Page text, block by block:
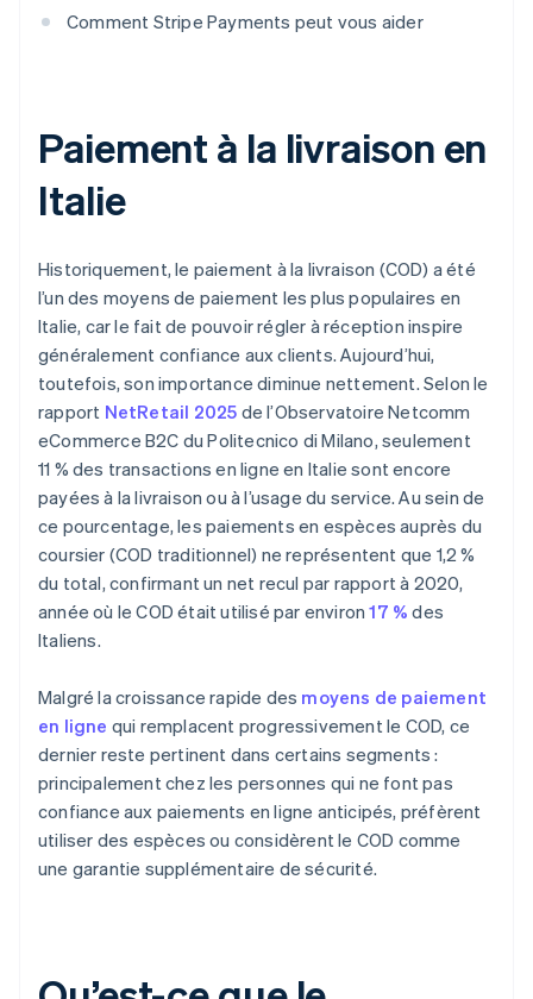
Comment Stripe Payments peut vous aider
Paiement à la livraison en
Italie
Historiquement, le paiement à la livraison (COD) a été
l’un des moyens de paiement les plus populaires en
Italie, car le fait de pouvoir régler à réception inspire
généralement confiance aux clients. Aujourd’hui,
toutefois, son importance diminue nettement. Selon le
rapport NetRetail 2025 de l’Observatoire Netcomm
eCommerce B2C du Politecnico di Milano, seulement
11 % des transactions en ligne en Italie sont encore
payées à la livraison ou à l’usage du service. Au sein de
ce pourcentage, les paiements en espèces auprès du
coursier (COD traditionnel) ne représentent que 1,2 %
du total, confirmant un net recul par rapport à 2020,
année où le COD était utilisé par environ17 %des
Italiens.
Malgré la croissance rapide des moyens de paiement
en ligne qui remplacent progressivement le COD, ce
dernier reste pertinent dans certains segments :
principalement chez les personnes qui ne font pas
confiance aux paiements en ligne anticipés, préfèrent
utiliser des espèces ou considèrent le COD comme
une garantie supplémentaire de sécurité.